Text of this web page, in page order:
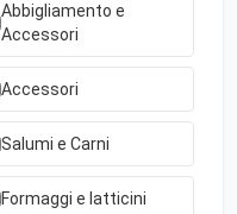
Abbigliamento e
Accessori
Accessori
Salumi e Carni
Formaggi e latticini